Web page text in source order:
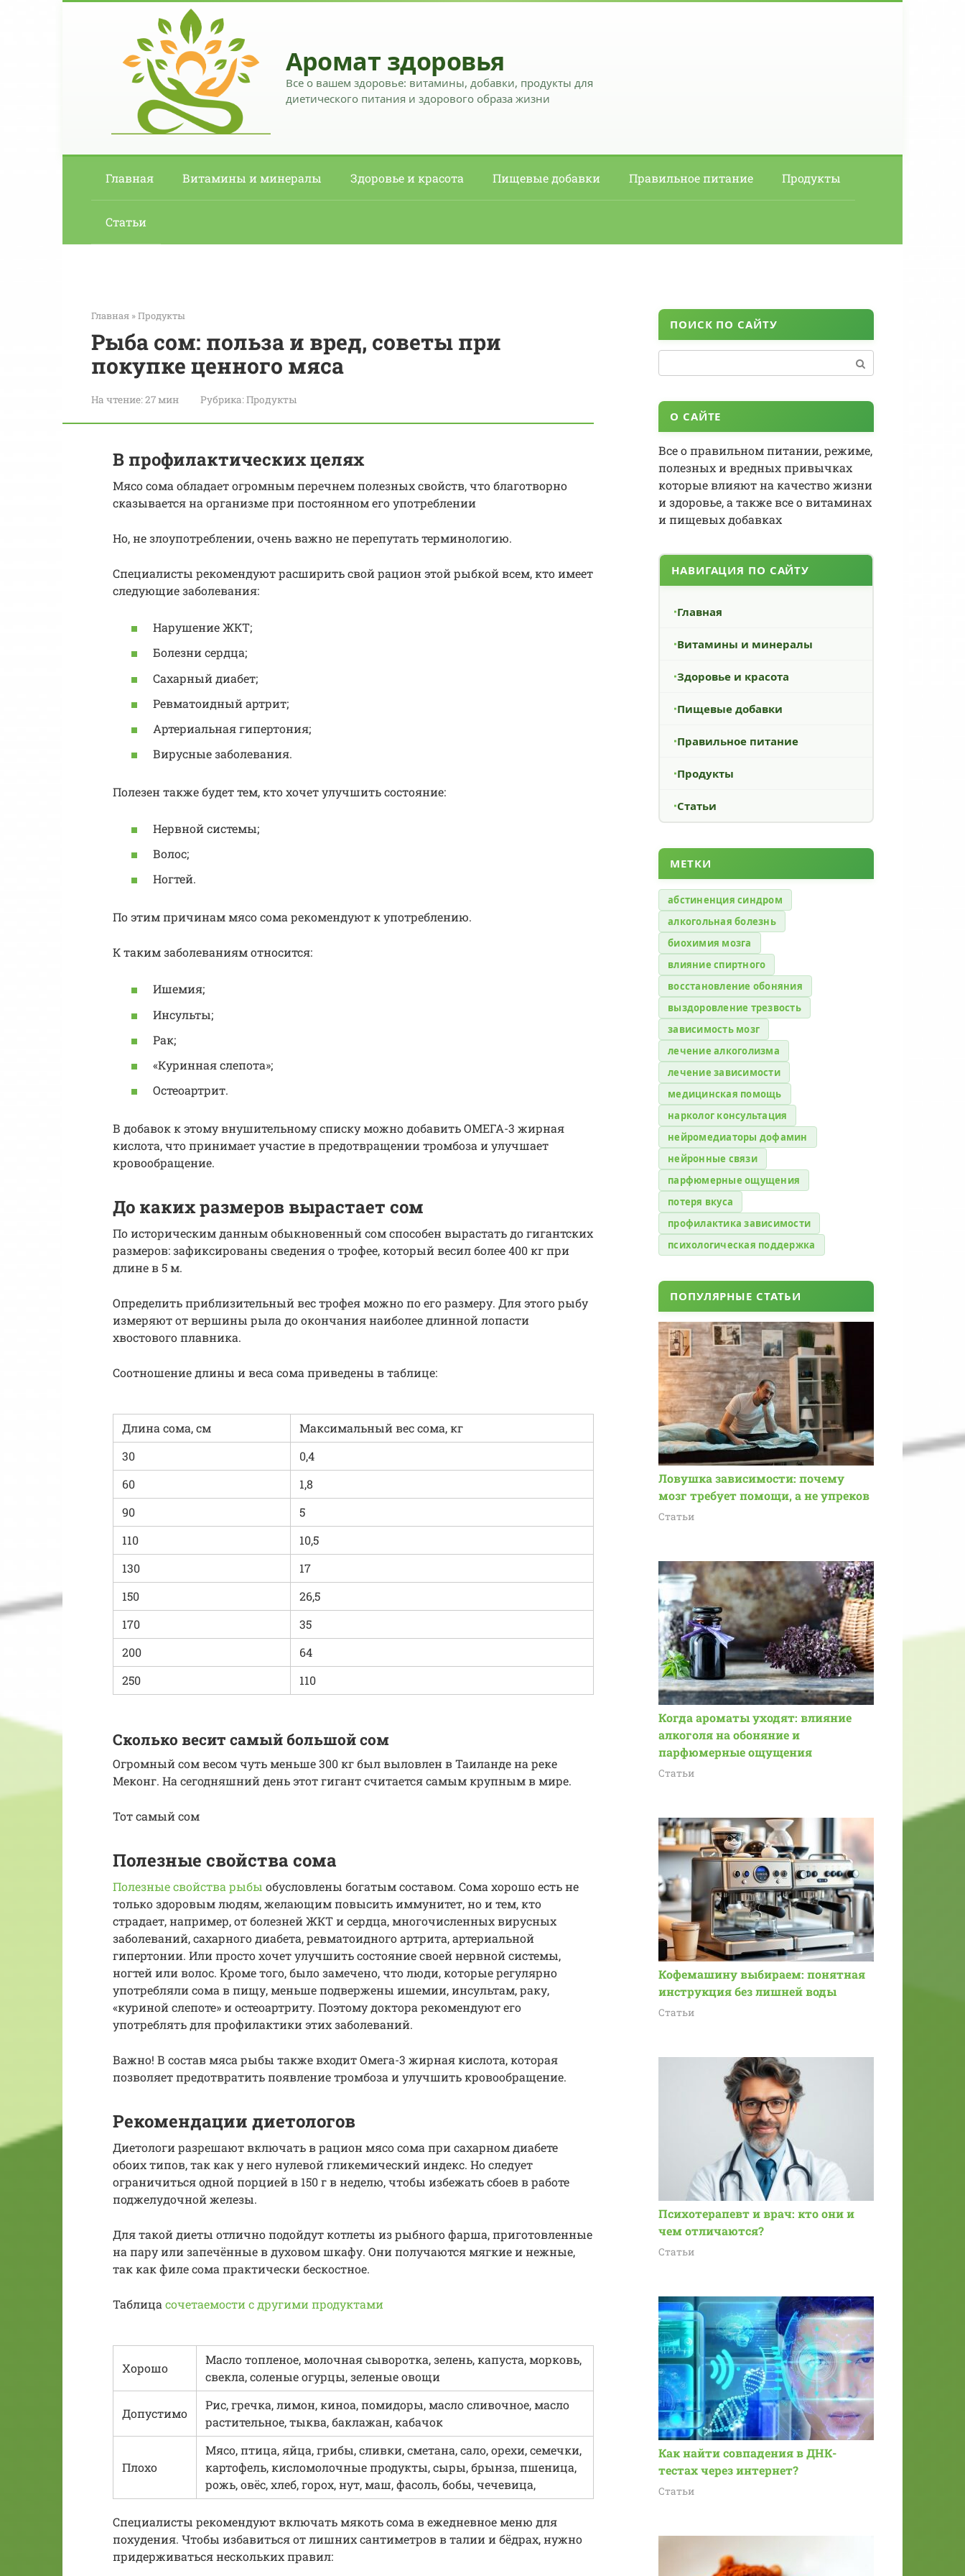
Аромат здоровья
Все о вашем здоровье: витамины, добавки, продукты для
диетического питания и здорового образа жизни
Главная Витамины и минералы Здоровье и красота Пищевые добавки Правильное питание Продукты
Статьи
Главная »Продукты
Рыба сом: польза и вред, советы при
покупке ценного мяса
На чтение:27 мин Рубрика:Продукты
В профилактических целях
Мясо сома обладает огромным перечнем полезных свойств, что благотворно
сказывается на организме при постоянном его употреблении
Но, не злоупотреблении, очень важно не перепутать терминологию.
Специалисты рекомендуют расширить свой рацион этой рыбкой всем, кто имеет
следующие заболевания:
Нарушение ЖКТ;
Болезни сердца;
Сахарный диабет;
Ревматоидный артрит;
Артериальная гипертония;
Вирусные заболевания.
Полезен также будет тем, кто хочет улучшить состояние:
Нервной системы;
Волос;
Ногтей.
По этим причинам мясо сома рекомендуют к употреблению.
К таким заболеваниям относится:
Ишемия;
Инсульты;
Рак;
«Куринная слепота»;
Остеоартрит.
В добавок к этому внушительному списку можно добавить ОМЕГА-3 жирная
кислота, что принимает участие в предотвращении тромбоза и улучшает
кровообращение.
До каких размеров вырастает сом
По историческим данным обыкновенный сом способен вырастать до гигантских
размеров: зафиксированы сведения о трофее, который весил более 400 кг при
длине в 5 м.
Определить приблизительный вес трофея можно по его размеру. Для этого рыбу
измеряют от вершины рыла до окончания наиболее длинной лопасти
хвостового плавника.
Соотношение длины и веса сома приведены в таблице:
Длина сома, см
Максимальный вес сома, кг
30
0,4
60
1,8
90
5
110
10,5
130
17
150
26,5
170
35
200
64
250
110
Сколько весит самый большой сом
Огромный сом весом чуть меньше 300 кг был выловлен в Таиланде на реке
Меконг. На сегодняшний день этот гигант считается самым крупным в мире.
Тот самый сом
Полезные свойства сома
Полезные свойства рыбы обусловлены богатым составом. Сома хорошо есть не
только здоровым людям, желающим повысить иммунитет, но и тем, кто
страдает, например, от болезней ЖКТ и сердца, многочисленных вирусных
заболеваний, сахарного диабета, ревматоидного артрита, артериальной
гипертонии. Или просто хочет улучшить состояние своей нервной системы,
ногтей или волос. Кроме того, было замечено, что люди, которые регулярно
употребляли сома в пищу, меньше подвержены ишемии, инсультам, раку,
«куриной слепоте» и остеоартриту. Поэтому доктора рекомендуют его
употреблять для профилактики этих заболеваний.
Важно! В состав мяса рыбы также входит Омега-3 жирная кислота, которая
позволяет предотвратить появление тромбоза и улучшить кровообращение.
Рекомендации диетологов
Диетологи разрешают включать в рацион мясо сома при сахарном диабете
обоих типов, так как у него нулевой гликемический индекс. Но следует
ограничиться одной порцией в 150 г в неделю, чтобы избежать сбоев в работе
поджелудочной железы.
Для такой диеты отлично подойдут котлеты из рыбного фарша, приготовленные
на пару или запечённые в духовом шкафу. Они получаются мягкие и нежные,
так как филе сома практически бескостное.
Таблица сочетаемости с другими продуктами
Хорошо
Масло топленое, молочная сыворотка, зелень, капуста, морковь,
свекла, соленые огурцы, зеленые овощи
Допустимо
Рис, гречка, лимон, киноа, помидоры, масло сливочное, масло
растительное, тыква, баклажан, кабачок
Плохо
Мясо, птица, яйца, грибы, сливки, сметана, сало, орехи, семечки,
картофель, кисломолочные продукты, сыры, брынза, пшеница,
рожь, овёс, хлеб, горох, нут, маш, фасоль, бобы, чечевица,
Специалисты рекомендуют включать мякоть сома в ежедневное меню для
похудения. Чтобы избавиться от лишних сантиметров в талии и бёдрах, нужно
придерживаться нескольких правил:
ПОИСК ПО САЙТУ
О САЙТЕ
Все о правильном питании, режиме,
полезных и вредных привычках
которые влияют на качество жизни
и здоровье, а также все о витаминах
и пищевых добавках
НАВИГАЦИЯ ПО САЙТУ
Главная
Витамины и минералы
Здоровье и красота
Пищевые добавки
Правильное питание
Продукты
Статьи
МЕТКИ
абстиненция синдром
алкогольная болезнь
биохимия мозга
влияние спиртного
восстановление обоняния
выздоровление трезвость
зависимость мозг
лечение алкоголизма
лечение зависимости
медицинская помощь
нарколог консультация
нейромедиаторы дофамин
нейронные связи
парфюмерные ощущения
потеря вкуса
профилактика зависимости
психологическая поддержка
ПОПУЛЯРНЫЕ СТАТЬИ
Ловушка зависимости: почему
мозг требует помощи, а не упреков
Статьи
Когда ароматы уходят: влияние
алкоголя на обоняние и
парфюмерные ощущения
Статьи
Кофемашину выбираем: понятная
инструкция без лишней воды
Статьи
Психотерапевт и врач: кто они и
чем отличаются?
Статьи
Как найти совпадения в ДНК-
тестах через интернет?
Статьи